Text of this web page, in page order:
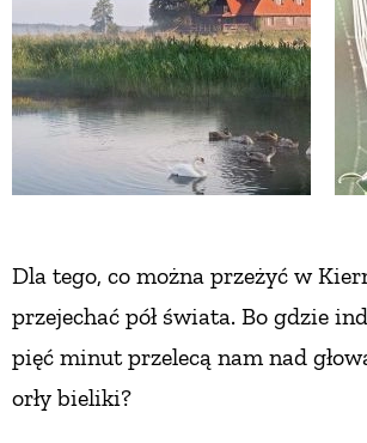
Dla tego, co można przeżyć w
przejechać pół świata. Bo gdzie
pięć minut przelecą nam nad
orły bieliki?
KRAJOBRAZ
RĘKODZIEŁO
RZEMIOSŁO
ZWYCZAJE
ZRÓB TO SAM